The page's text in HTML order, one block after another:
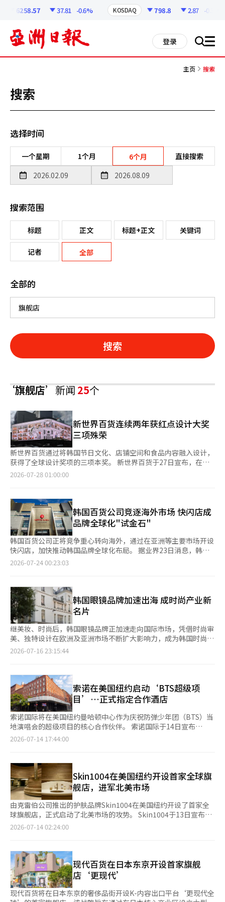
6258.57 37.81 -0.6% KOSDAQ 798.8 2.87 -0.36%
登录 搜 all
主页 搜索
搜索
选择时间
一个星期 1个月 6个月 直接搜索
搜索范围
标题 正文 标题+正文 关键词
记者 全部
全部的
搜索
‘旗舰店’新闻25个
新世界百货连续两年获红点设计大奖
三项殊荣
新世界百货通过将韩国节日文化、店铺空间和食品内容融入设计，
获得了全球设计奖项的三项本奖。 新世界百货于27日宣布，在
2026年红点设计大奖品牌·传播设计类别中，其节日活动、旗舰
办的国际设计奖项，评估产品设计、设计概念和品牌·传播设计等
三个类别的创新性、完整性和品牌传达力。 节日活动是以春节和
中秋节为主题，现代化重构了民画和马上才等韩国元素的项目。通
过在实体店、印刷品和数字内容中应用相同的设计体系，统一传达
了节日的情感和故事。 旗舰店重塑项目则可视化了位于首尔明洞
的旗舰店的变化和空间的身份。设计旨在让顾客直观理解“更高
档”和“更具传统”的品牌体系，并通过视觉内容展现每个建筑空
间所蕴含的故事。 位于House of 新世界青潭的“十二”则是将食
了统一的视觉系统和品牌身份，使商品、包装和店铺空间形成一个
整体形象。 新世界百货表示，能够获得此次奖项的原因在于其打
破了商品和店内装修各自设计的方式，将空间、内容和客户接触点
连接为一个品牌体验。 新世界百货去年也因圣诞活动“快乐无处
不在”、旗舰店外墙媒体艺术“永恒时刻”、以及“顺从者的中区
朝圣”、“音乐家的手提箱”等项目获得了四项红点设计大奖。本
次“永恒时刻”项目将旗舰店外墙作为媒体艺术空间，而非广告
牌，通过母贝的灵感连接传统与现代。 新世界百货相关人士表
售的新标准。” ※ 本报道经人工智能（AI）系统翻译与编辑。
2026-07-28 01:00:00
韩国百货公司竞逐海外市场 快闪店成
品牌全球化"试金石"
韩国百货公司正将竞争重心转向海外，通过在亚洲等主要市场开设
快闪店，加快推动韩国品牌全球化布局。 据业界23日消息，韩国
三大百货公司近期纷纷在海外举办快闪活动，试探当地市场反应。
动面向韩国时尚品牌的海外拓展平台“Next Lab”，依托全球流
通网络及本地运营经验，为品牌提供出口通关、门店装修、营销推
广等支持，帮助其拓展海外市场。 乐天百货计划在海外直营店及
合作门店设立韩国时尚快闪专区，验证消费者反应和商业可行性，
并为表现优异的品牌提供进驻海外门店的机会。首个项目已落地越
南河内Lotte Mall West Lake Hanoi，下半年还将在日本东京、大
阪举办快闪活动，明年计划将“Next Lab”升级为常设韩国时尚
专门馆。 现代百货本月也在日本东京表参道开设The Hyundai全
台。此前，公司已通过东京PARCO涩谷店快闪店、常设门店，以
及日本时尚电商平台“NUGU”持续扩大当地市场布局。 现代百货
计划以东京旗舰店为起点，加快拓展亚洲市场，目标到2030年前
在日本、中国台湾、中国香港等亚洲主要市场开设约10家旗舰店。
新世界百货则依托全球零售平台“Shinsegae Hyperground”持
续扩大海外业务。继在泰国、日本及法国举办韩国时尚、韩国美妆
主题快闪后，今年又先后在东京涩谷109、东京Scramble Square
举办快闪活动，并计划于7月在泰国曼谷CentralWorld举办由7家
为，在韩国内需消费放缓、韩国文化内容全球影响力持续扩大的背
景下，韩国百货公司正积极将海外市场培育为新的增长点，而成本
相对较低、市场验证效率更高的快闪模式，预计仍将成为企业拓展
海外市场的重要方式。 一位业内人士表示，韩国流通企业支持潜
力韩国品牌出海，已不再局限于商品销售，而是逐步转向培育全球
品牌竞争力。随着品牌知名度提升和海外销售渠道不断完善，品牌
与流通企业有望形成共同成长的良性循环。
2026-07-24 00:23:03
韩国眼镜品牌加速出海 成时尚产业新
名片
继美妆、时尚后，韩国眼镜品牌正加速走向国际市场，凭借时尚审
美、独特设计在欧洲及亚洲市场不断扩大影响力，成为韩国时尚产
业新的增长引擎。 近年来，眼镜已不再只是矫正视力的工具，逐
场规模已由2022年的2.7万亿韩元（约合人民币123亿元）增长至
2024年的3.5万亿韩元，去进一步扩大至4.7万亿韩元，创历史新
高。 Gentle Monster作为最知名的品牌，打破传统依赖眼镜店销
售的模式，率先建立D2C（Direct to Consumer，直接面向消费
者）销售体系，将眼镜从功能性商品打造成为时尚品牌，并通过旗
舰店塑造沉浸式品牌体验，引领整个行业的发展方向。 不过，在
市场规模持续扩大的同时，品牌“内卷”也持续升级。近年来，大
量定位年轻消费群体、设计风格相近的新兴品牌不断涌现，主打高
Lovers等设计师品牌也纷纷加入这一赛道。 激烈的竞争令企业盈
利能力承压，Gentle Monster去年实现销售额7724亿韩元，同比
下降2.1%，营业利润1770亿韩元，同比减少24.3%。Blue
Elephant虽然销售额达到507亿韩元，较2023年增长近10倍，但
营业利润仅33亿韩元，同比下降74.2%。 随着韩国本土市场逐渐
趋于成熟，各大品牌纷纷将目光投向海外，希望借助韩国文化热潮
打开更广阔的发展空间。 Gentle Monster近年来持续扩大海外布
局。自2016年在美国纽约SoHo开设首家海外旗舰店以来，公司先
品牌入驻意大利知名买手店10 Corso Como，并在巴黎玛黑区开
设旗舰店。目前，Gentle Monster全球86家门店中，超过50家位
于海外，海外法人销售额已占公司总营收约40%。 除了时尚领
域，Gentle Monster还开始向科技领域延伸。目前，公司正与谷
歌、三星电子合作开发智能眼镜，并负责产品设计，希望借此进入
全球智能穿戴设备市场。 Blue Elephant则凭借D2C模式、合理价
2026-07-16 23:15:44
索诺在美国纽约启动‘BTS超级项
目’…正式指定合作酒店
索诺国际将在美国纽约曼哈顿中心作为庆祝防弹少年团（BTS）当
地演唱会的超级项目的核心合作伙伴。 索诺国际于14日宣布
与‘BTS THE CITY ARIRANG - New York’项目签署了正式合作
纽约演出期间，将整个城市打造成节日的场所，举办大规模文化活
动。作为官方合作方的索诺康33酒店将于24日至下月9日独家运
营‘THE CITY ARIRANG’主题客房和特别餐饮菜单。同时，还将
为来自全球的游客提供专属的合作设施和多样的体验项目。 ◆ 拿
着‘BTS专属护照’进行曼哈顿之旅…推出与纽约名胜相关的独家
任务 在活动期间，酒店入住客人将获得结合纽约历史故事和项目
特色的差异化文化项目。入住时发放的‘BTS THE CITY
ARIRANG护照’将用于客人亲自完成任务。游客可以参观布鲁克
程。 作为此次项目的基地，索诺康33酒店是索诺国际为拓展全球
酒店市场而运营的五星级酒店。酒店位于纽约曼哈顿海港区，设有
66间客房，建筑规模为地下1层至地上7层。酒店正对东河和布鲁
克林大桥，游客可以在这里感受到纽约特有的宁静氛围。 尤其是
酒店正前方的‘17号码头’是一个每年举办100多场大型活动、吸
引超过800万游客的全球娱乐中心。由于这里聚集了户外音乐会、
2026-07-14 17:44:00
Skin1004在美国纽约开设首家全球旗
舰店，进军北美市场
由克雷伯公司推出的护肤品牌Skin1004在美国纽约开设了首家全
球旗舰店，正式启动了北美市场的攻势。 Skin1004于13日宣布在
美国纽约百老汇开设全球旗舰店。 此次门店是品牌理念和产品体
态，运用有机曲线和简约材料，旨在让繁忙的纽约市中心也能感受
到自然的舒适。 产品展示区域被设计成一个展览空间，让访客能
够共同体验品牌故事和产品。 为庆祝旗舰店的开幕，Skin1004举
办了一周的客户参与活动，包括纽约旗舰店限量启动套件和购买客
户折扣活动，同时提供皮肤类型测试、一对一皮肤咨询和取样程
2026-07-14 02:24:00
现代百货在日本东京开设首家旗舰
店‘更现代’
现代百货将在日本东京的奢侈品街开设K-内容出口平台‘更现代全